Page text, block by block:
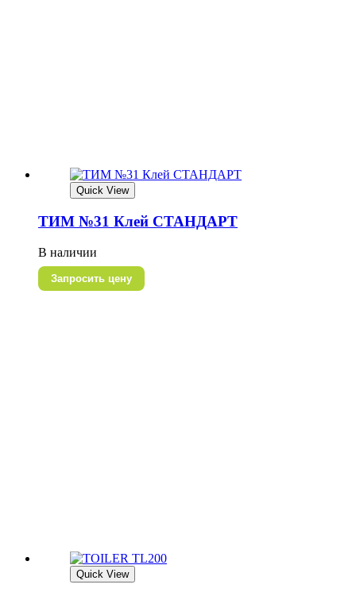
Quick View
ТИМ №31 Клей СТАНДАРТ
В наличии
Запросить цену
Quick View